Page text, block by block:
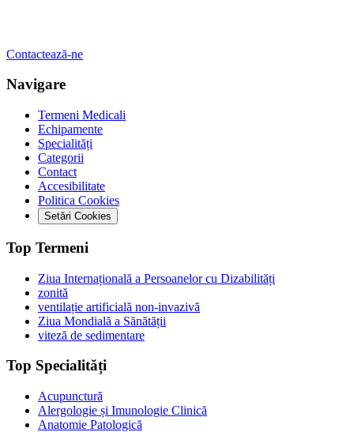
Contactează-ne
Navigare
Termeni Medicali
Echipamente
Specialități
Categorii
Contact
Accesibilitate
Politica Cookies
Setări Cookies
Top Termeni
Ziua Internațională a Persoanelor cu Dizabilități
zonită
ventilație artificială non-invazivă
Ziua Mondială a Sănătății
viteză de sedimentare
Top Specialități
Acupunctură
Alergologie și Imunologie Clinică
Anatomie Patologică